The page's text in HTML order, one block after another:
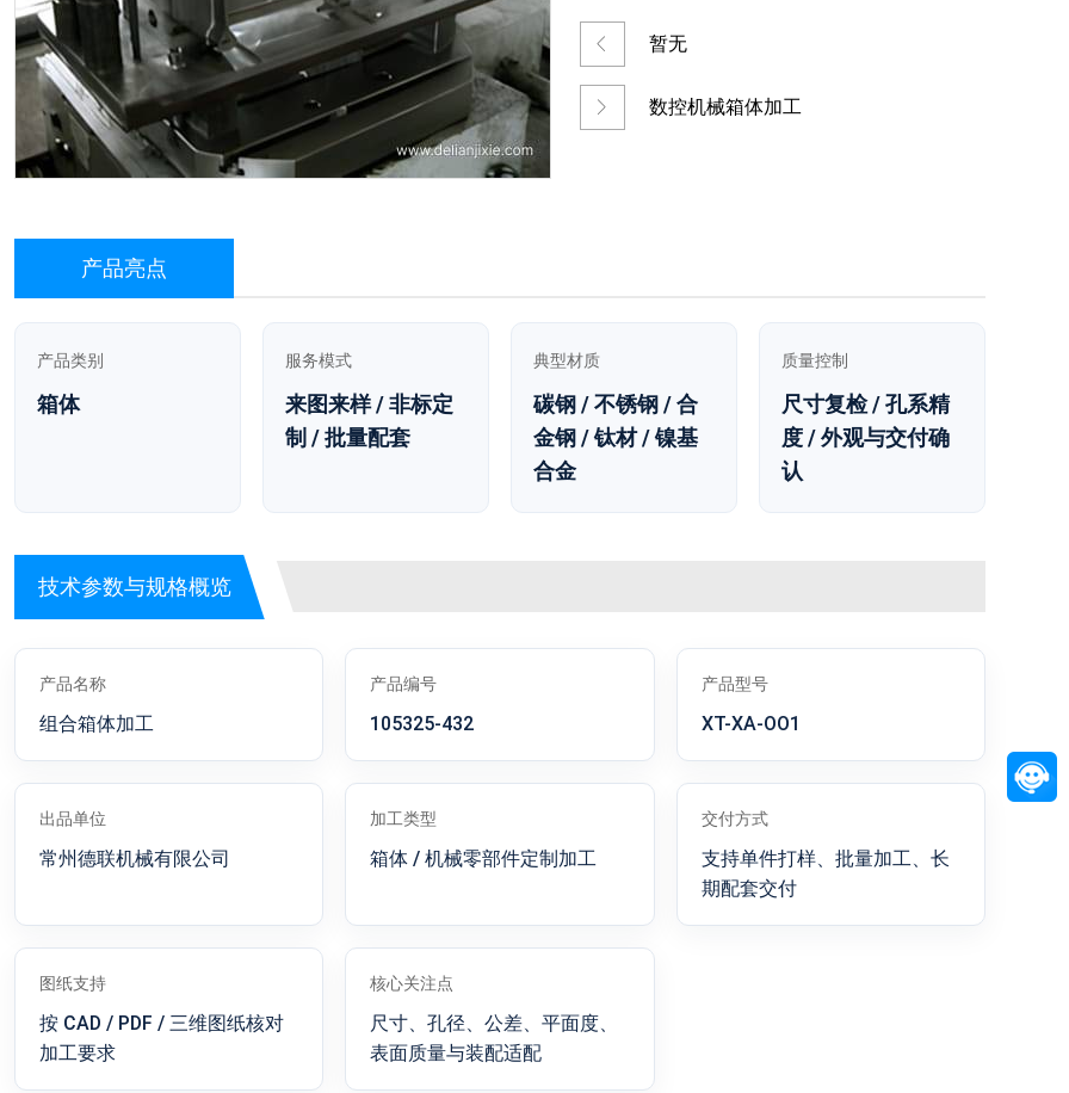
暂无
数控机械箱体加工
产品亮点
产品类别
箱体
服务模式
来图来样 / 非标定
制 / 批量配套
典型材质
碳钢 / 不锈钢 / 合
金钢 / 钛材 / 镍基
合金
质量控制
尺寸复检 / 孔系精
度 / 外观与交付确
认
技术参数与规格概览
产品名称
组合箱体加工
产品编号
105325-432
产品型号
XT-XA-OO1
出品单位
常州德联机械有限公司
加工类型
箱体 / 机械零部件定制加工
交付方式
支持单件打样、批量加工、长
期配套交付
图纸支持
按 CAD / PDF / 三维图纸核对
加工要求
核心关注点
尺寸、孔径、公差、平面度、
表面质量与装配适配